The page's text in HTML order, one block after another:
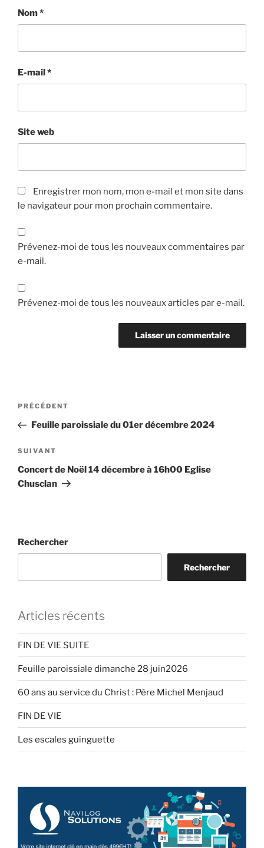
Nom*
E-mail*
Site web
Enregistrer mon nom, mon e-mail et mon site dans
le navigateur pour mon prochain commentaire.
Prévenez-moi de tous les nouveaux commentaires par
e-mail.
Prévenez-moi de tous les nouveaux articles par e-mail.
Navigation
l’article
Article
précédent
PRÉCÉDENT
Feuille paroissiale du 01er décembre 2024
Article
suivant
SUIVANT
Concert de Noël 14 décembre à 16h00 Eglise
Chusclan
Rechercher
Rechercher
Articles récents
FIN DE VIE SUITE
Feuille paroissiale dimanche 28 juin2026
60 ans au service du Christ : Père Michel Menjaud
FIN DE VIE
Les escales guinguette